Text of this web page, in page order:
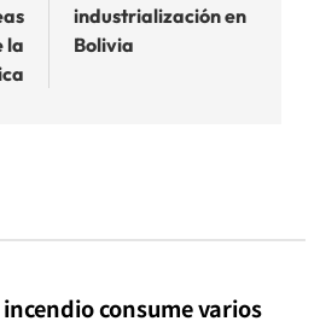
la
industrialización en
Bolivia
consume varios